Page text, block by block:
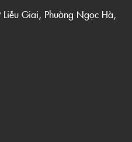
Giai, Phường Ngọc Hà,